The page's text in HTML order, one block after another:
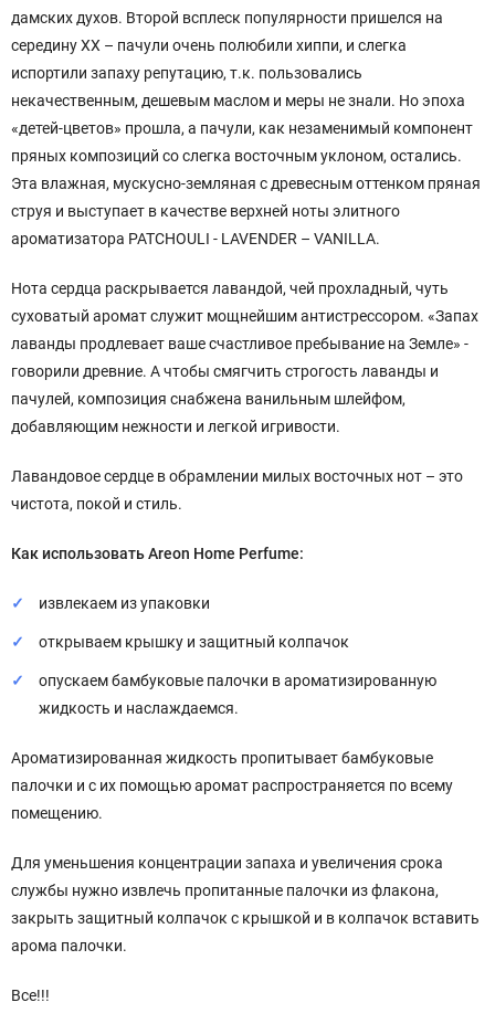
дамских духов. Второй всплеск популярности пришелся на
середину ХХ – пачули очень полюбили хиппи, и слегка
испортили запаху репутацию, т.к. пользовались
некачественным, дешевым маслом и меры не знали. Но эпоха
«детей-цветов» прошла, а пачули, как незаменимый компонент
пряных композиций со слегка восточным уклоном, остались.
Эта влажная, мускусно-земляная с древесным оттенком пряная
струя и выступает в качестве верхней ноты элитного
ароматизатора PATCHOULI - LAVENDER – VANILLA.
Нота сердца раскрывается лавандой, чей прохладный, чуть
суховатый аромат служит мощнейшим антистрессором. «Запах
лаванды продлевает ваше счастливое пребывание на Земле» -
говорили древние. А чтобы смягчить строгость лаванды и
пачулей, композиция снабжена ванильным шлейфом,
добавляющим нежности и легкой игривости.
Лавандовое сердце в обрамлении милых восточных нот – это
чистота, покой и стиль.
Как использовать Areon Home Perfume:
извлекаем из упаковки
открываем крышку и защитный колпачок
опускаем бамбуковые палочки в ароматизированную
жидкость и наслаждаемся.
Ароматизированная жидкость пропитывает бамбуковые
палочки и с их помощью аромат распространяется по всему
помещению.
Для уменьшения концентрации запаха и увеличения срока
службы нужно извлечь пропитанные палочки из флакона,
закрыть защитный колпачок с крышкой и в колпачок вставить
арома палочки.
Все!!!